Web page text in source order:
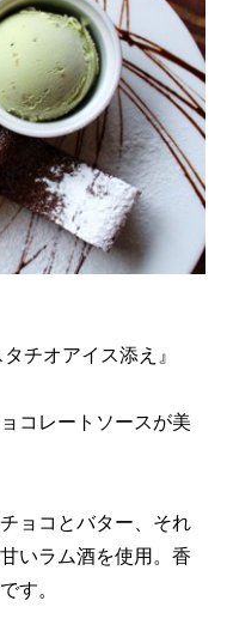
チオアイス添え』
コレートソースが美
ョコとバター、それ
いラム酒を使用。香
す。